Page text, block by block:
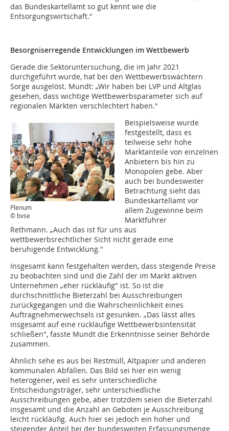
das Bundeskartellamt so gut kennt wie die
Entsorgungswirtschaft."
Besorgniserregende Entwicklungen im Wettbewerb
Gerade die Sektoruntersuchung, die im Jahr 2021
durchgeführt wurde, hat bei den Wettbewerbswächtern
Sorge ausgelöst. Mundt: „Wir haben bei LVP und Altglas
gesehen, dass wichtige Wettbewerbsparameter sich auf
regionalen Märkten verschlechtert haben."
Plenum
© bvse
Beispielsweise wurde
festgestellt, dass es
teilweise sehr hohe
Marktanteile von einzelnen
Anbietern bis hin zu
Monopolen gebe. Aber
auch bei bundesweiter
Betrachtung sieht das
Bundeskartellamt vor
allem Zugewinne beim
Marktführer
Rethmann. „Auch das ist für uns aus
wettbewerbsrechtlicher Sicht nicht gerade eine
beruhigende Entwicklung."
Insgesamt kann festgehalten werden, dass steigende Preise
zu beobachten sind und die Zahl der im Markt aktiven
Unternehmen „eher rückläufig" ist. So ist die
durchschnittliche Bieterzahl bei Ausschreibungen
zurückgegangen und die Wahrscheinlichkeit eines
Auftragnehmerwechsels ist gesunken. „Das lässt alles
insgesamt auf eine rückläufige Wettbewerbsintensität
schließen", fasste Mundt die Erkenntnisse seiner Behörde
zusammen.
Ähnlich sehe es aus bei Restmüll, Altpapier und anderen
kommunalen Abfällen. Das Bild sei hier ein wenig
heterogener, weil es sehr unterschiedliche
Entscheidungsträger, sehr unterschiedliche
Ausschreibungen gebe, aber trotzdem seien die Bieterzahl
insgesamt und die Anzahl an Geboten je Ausschreibung
leicht rückläufig. Auch hier sei jedoch ein hoher und
steigender Anteil bei der bundesweiten Erfassungsmenge